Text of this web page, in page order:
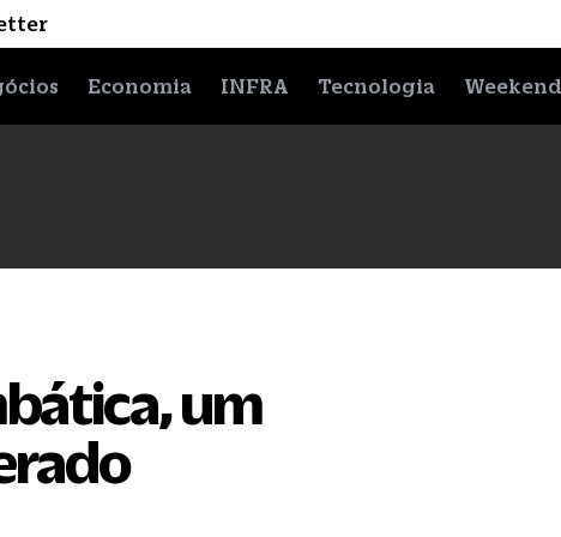
Economia INFRA Tecnologia Weekend
um